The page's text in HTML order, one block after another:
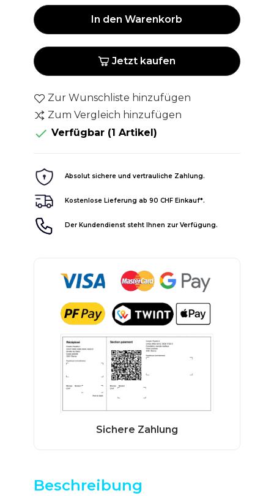
In den Warenkorb
Jetzt kaufen
Zur Wunschliste hinzufügen
Zum Vergleich hinzufügen
 Verfügbar (1 Artikel)
Absolut sichere und vertrauliche Zahlung.
Kostenlose Lieferung ab 90 CHF Einkauf*.
Der Kundendienst steht Ihnen zur Verfügung.
Beschreibung